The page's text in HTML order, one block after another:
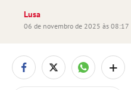
Lusa
06 de novembro de 2025 às 08:17
+